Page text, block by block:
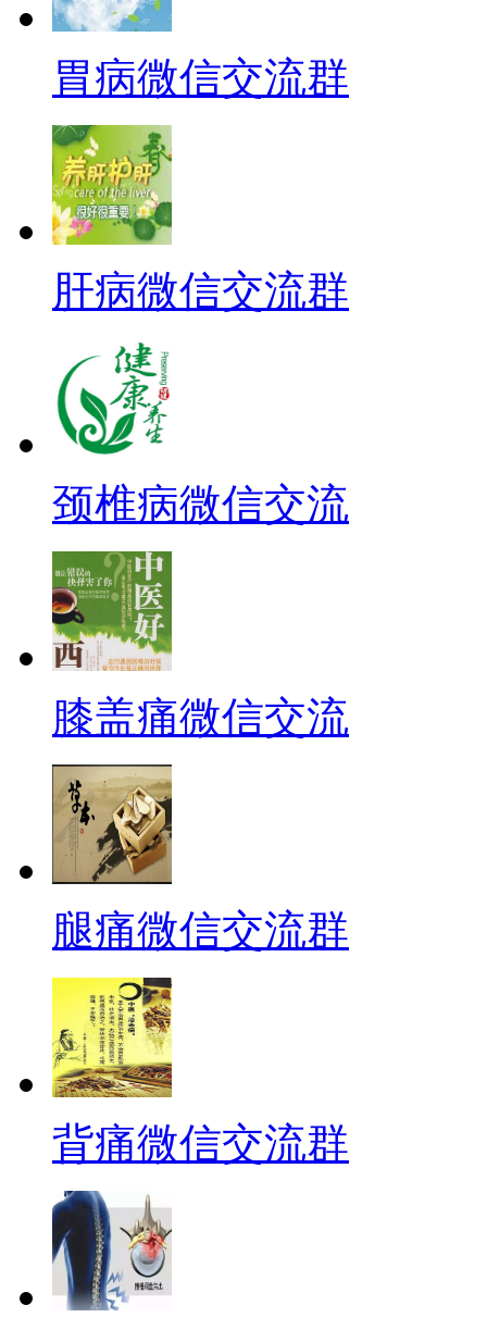
胃病微信交流群
肝病微信交流群
颈椎病微信交流
膝盖痛微信交流
腿痛微信交流群
背痛微信交流群